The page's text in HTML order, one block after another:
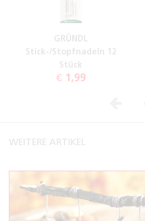
GRÜNDL
Stick-/Stopfnadeln 12
Stück
€ 1,99
WEITERE ARTIKEL